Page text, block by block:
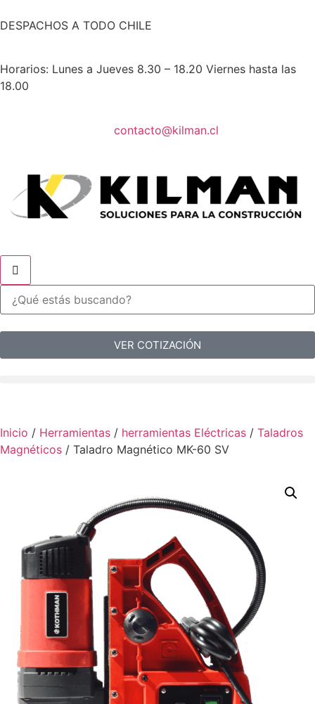
DESPACHOS A TODO CHILE
Horarios: Lunes a Jueves 8.30 – 18.20 Viernes hasta las
18.00
contacto@kilman.cl
VER COTIZACIÓN
Inicio / Herramientas / herramientas Eléctricas / Taladros
Magnéticos / Taladro Magnético MK-60 SV